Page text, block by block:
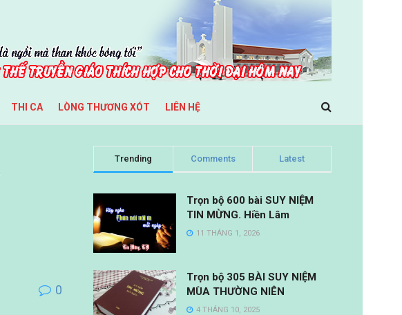
THI CA LÒNG THƯƠNG XÓT LIÊN HỆ
0
Trending Comments Latest
Trọn bộ 600 bài SUY NIỆM
TIN MỪNG. Hiền Lâm
11 THÁNG 1, 2026
Trọn bộ 305 BÀI SUY NIỆM
MÙA THƯỜNG NIÊN
4 THÁNG 10, 2025